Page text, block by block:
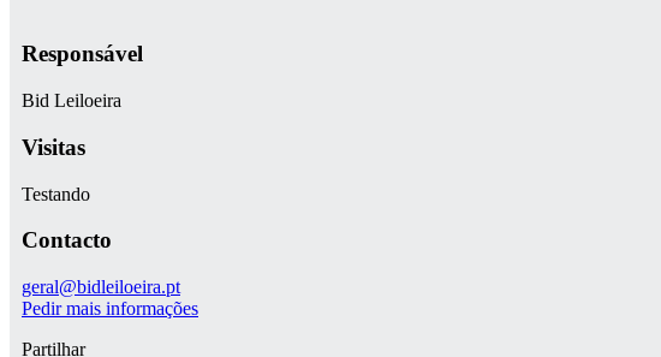
Responsável
Bid Leiloeira
Visitas
Testando
Contacto
geral@bidleiloeira.pt
Pedir mais informações
Partilhar